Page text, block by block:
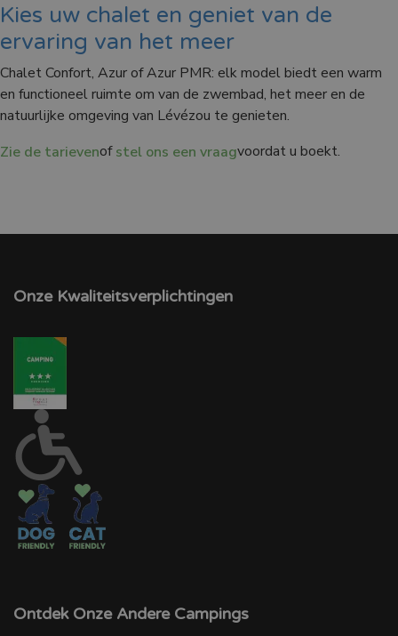
Kies uw chalet en geniet van de
ervaring van het meer
Chalet Confort, Azur of Azur PMR: elk model biedt een warm
en functioneel ruimte om van de zwembad, het meer en de
natuurlijke omgeving van Lévézou te genieten.
Zie de tarievenofstel ons een vraagvoordat u boekt.
Onze Kwaliteitsverplichtingen
Ontdek Onze Andere Campings